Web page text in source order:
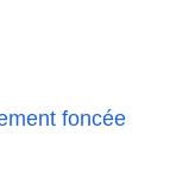
foncée